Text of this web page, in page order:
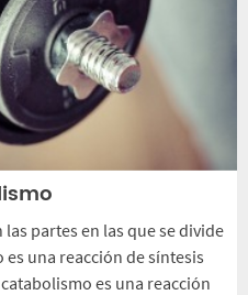
partes en las que se divide
una reacción de síntesis
es una reacción